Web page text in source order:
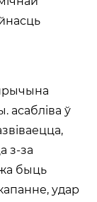
асабліва ў
з-за
быць
удар